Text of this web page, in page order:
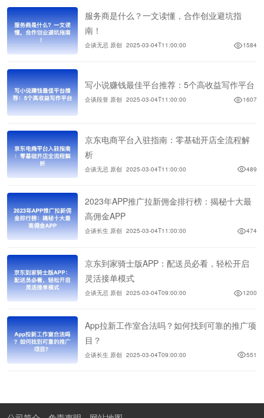
服务商是什么？一文读懂，合作创业避坑指
南！
企谈无忌 原创 2025-03-04T11:00:00 1584
写小说赚钱最佳平台推荐：5个高收益写作平台
企谈段誉 原创 2025-03-04T11:00:00 1607
京东电商平台入驻指南：零基础开店全流程解
析
企谈无忌 原创 2025-03-04T11:00:00 489
2023年APP推广拉新佣金排行榜：揭秘十大最
高佣金APP
企谈长生 原创 2025-03-04T11:00:00 474
京东到家骑士版APP：配送员必看，轻松开启
灵活接单模式
企谈无忌 原创 2025-03-04T09:00:00 1200
App拉新工作室合法吗？如何找到可靠的推广项
目？
企谈长生 原创 2025-03-04T09:00:00 551